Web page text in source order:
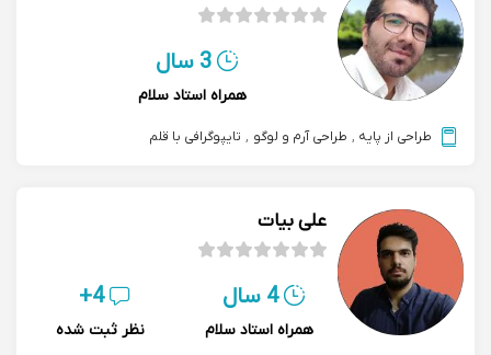
3 سال
همراه استاد سلام
طراحی از پایه , طراحی آرم و لوگو , تایپوگرافی با قلم
علی بیات
4 سال
همراه استاد سلام
4+
نظر ثبت شده